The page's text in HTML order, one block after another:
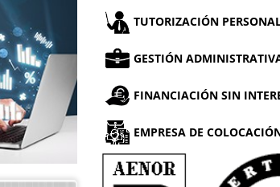
TUTORIZACIÓN
GESTIÓN
FINANCIACIÓN SIN
EMPRESA DE